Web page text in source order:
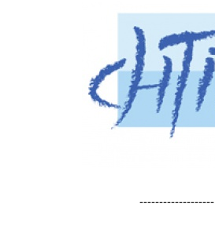
-------------------